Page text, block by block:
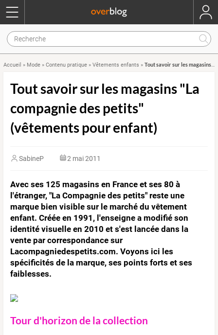
Accueil » Mode » Contenu pratique » Vêtements enfants » Tout savoir sur les magasins "La compagnie des petits" (vêtements pour enfant)
Tout savoir sur les magasins "La
compagnie des petits"
(vêtements pour enfant)
SabineP 2 mai 2011
Avec ses 125 magasins en France et ses 80 à
l'étranger, "La Compagnie des petits" reste une
marque bien visible sur le marché du vêtement
enfant. Créée en 1991, l'enseigne a modifié son
identité visuelle en 2010 et s'est lancée dans la
vente par correspondance sur
Lacompagniedespetits.com. Voyons ici les
spécificités de la marque, ses points forts et ses
faiblesses.
Tour d'horizon de la collection